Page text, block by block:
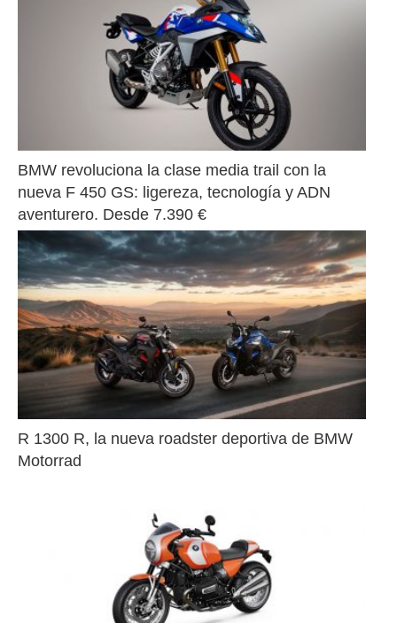
BMW revoluciona la clase media trail con la
nueva F 450 GS: ligereza, tecnología y ADN
aventurero. Desde 7.390 €
R 1300 R, la nueva roadster deportiva de BMW
Motorrad